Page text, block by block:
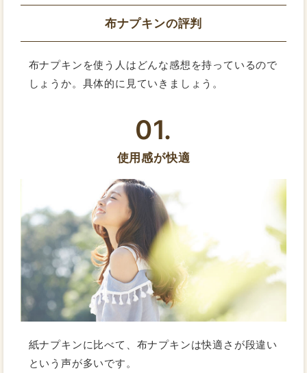
布ナプキンの評判
布ナプキンを使う人はどんな感想を持っているので
しょうか。具体的に見ていきましょう。
01.
使用感が快適
紙ナプキンに比べて、布ナプキンは快適さが段違い
という声が多いです。